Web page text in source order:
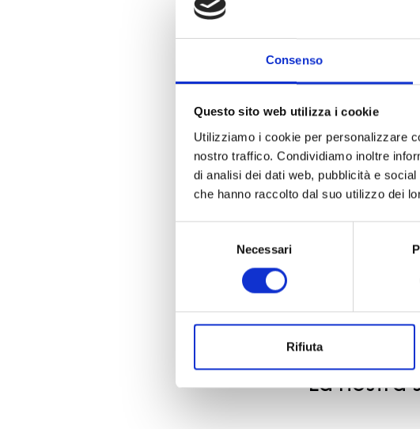
Consenso
Questo sito web utilizza i cookie
Utilizziamo i cookie per personalizzare
nostro traffico. Condividiamo inoltre
di analisi dei dati web, pubblicità e
che hanno raccolto dal suo utilizzo dei
Necessari
Rifiuta
La nostra